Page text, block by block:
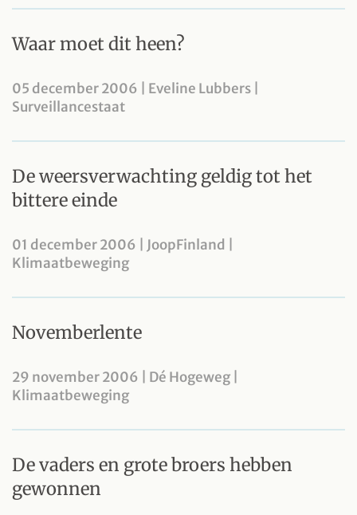
Waar moet dit heen?
05 december 2006 | Eveline Lubbers |
Surveillancestaat
De weersverwachting geldig tot het
bittere einde
01 december 2006 | JoopFinland |
Klimaatbeweging
Novemberlente
29 november 2006 | Dé Hogeweg |
Klimaatbeweging
De vaders en grote broers hebben
gewonnen